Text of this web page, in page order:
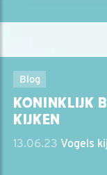
Blog
KONINKLIJK
KIJKEN
13.06.23 Vogels